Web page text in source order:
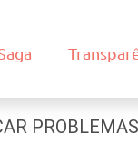
PROBLEMAS